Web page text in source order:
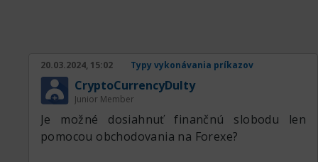
3. 레버리지 거래: 바이비트는 최대 100배의 레버리
지를 제공합니다. 이는 트레이더가 적은 자본으로도
리스크를 동반하므로 주의가 필요합니다.
20.03.2024, 15:02 Typy vykonávania príkazov
CryptoCurrencyDulty
Junior Member
Je možné dosiahnuť finančnú slobodu len
pomocou obchodovania na Forexe?